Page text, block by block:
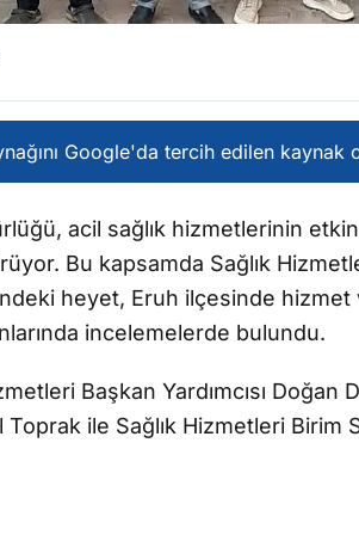
Google'da tercih edilen kaynak
acil sağlık hizmetlerinin
Bu kapsamda Sağlık
heyet, Eruh ilçesinde hizmet
incelemelerde bulundu.
Başkan Yardımcısı Doğan
Toprak ile Sağlık Hizmetleri Birim